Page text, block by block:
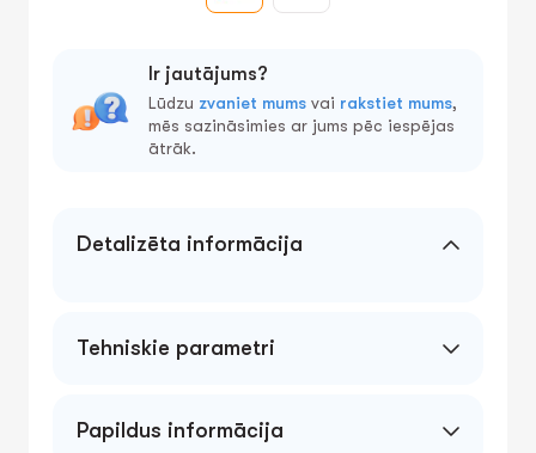
Ir jautājums?
Lūdzu zvaniet mums vai rakstiet mums,
mēs sazināsimies ar jums pēc iespējas
ātrāk.
Detalizēta informācija
Tehniskie parametri
Papildus informācija